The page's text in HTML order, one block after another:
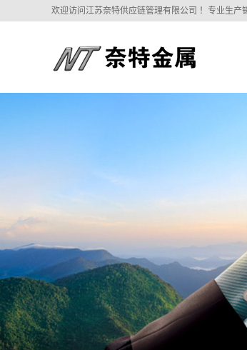
欢迎访问江苏奈特供应链管理有限公司 ！专业生产